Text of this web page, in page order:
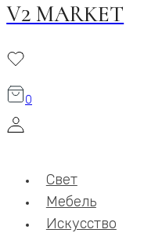
V2 MARKET
0
Свет
Мебель
Искусство